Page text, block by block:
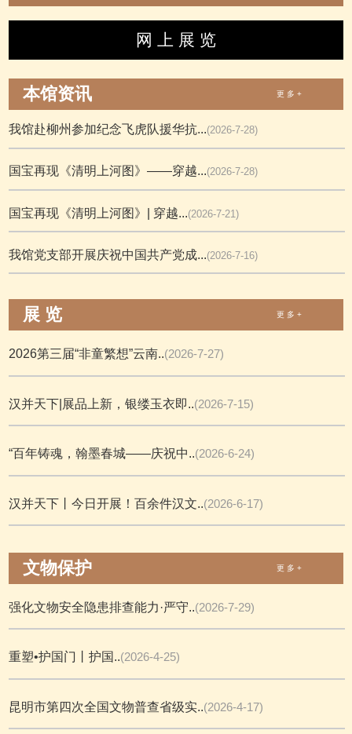
网 上 展 览
本馆资讯 更 多 +
我馆赴柳州参加纪念飞虎队援华抗...(2026-7-28)
国宝再现《清明上河图》——穿越...(2026-7-28)
国宝再现《清明上河图》| 穿越...(2026-7-21)
我馆党支部开展庆祝中国共产党成...(2026-7-16)
展 览 更 多 +
2026第三届“非童繁想”云南..(2026-7-27)
汉并天下|展品上新，银缕玉衣即..(2026-7-15)
“百年铸魂，翰墨春城——庆祝中..(2026-6-24)
汉并天下丨今日开展！百余件汉文..(2026-6-17)
文物保护 更 多 +
强化文物安全隐患排查能力·严守..(2026-7-29)
重塑•护国门丨护国..(2026-4-25)
昆明市第四次全国文物普查省级实..(2026-4-17)